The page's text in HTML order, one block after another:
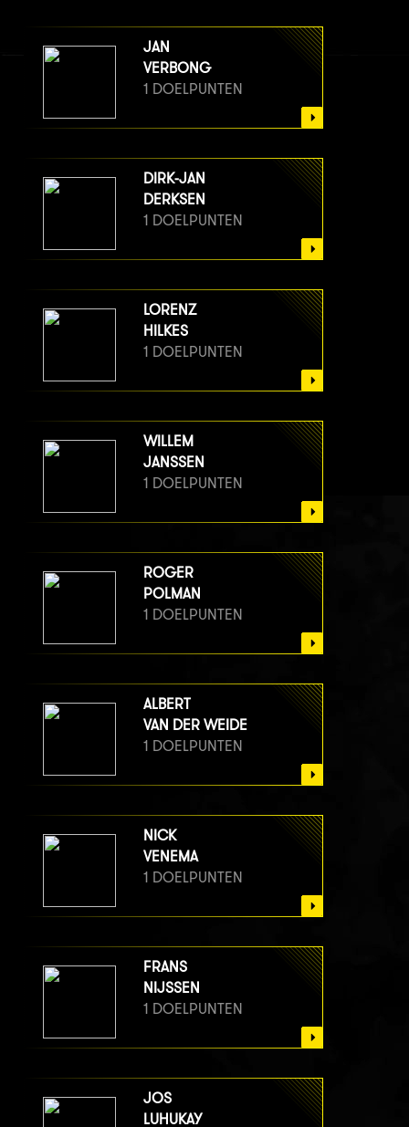
JAN
VERBONG
1 DOELPUNTEN
DIRK-JAN
DERKSEN
1 DOELPUNTEN
LORENZ
HILKES
1 DOELPUNTEN
WILLEM
JANSSEN
1 DOELPUNTEN
ROGER
POLMAN
1 DOELPUNTEN
ALBERT
VAN DER WEIDE
1 DOELPUNTEN
NICK
VENEMA
1 DOELPUNTEN
FRANS
NIJSSEN
1 DOELPUNTEN
JOS
LUHUKAY